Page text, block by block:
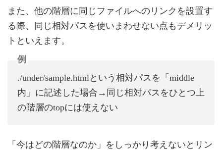
また、他の階層に同じファイルへのリンクを設置す
る際、同じ相対パスを使いまわせない点もデメリッ
トといえます。
例
./under/sample.htmlという相対パスを「middle
内」に記述した場合→同じ相対パスをひとつ上
の階層のtopには使えない
「今はどの階層なのか」をしっかり考えないとリン